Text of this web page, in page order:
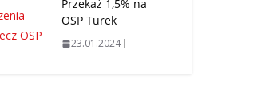
Przekaż 1,5% na
OSP Turek
23.01.2024